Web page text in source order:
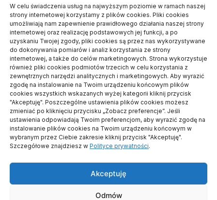
W celu świadczenia usług na najwyższym poziomie w ramach naszej
strony internetowej korzystamy z plików cookies. Pliki cookies
umożliwiają nam zapewnienie prawidłowego działania naszej strony
internetowej oraz realizację podstawowych jej funkcji, a po
uzyskaniu Twojej zgody, pliki cookies są przez nas wykorzystywane
do dokonywania pomiarów i analiz korzystania ze strony
internetowej, a także do celów marketingowych. Strona wykorzystuje
również pliki cookies podmiotów trzecich w celu korzystania z
zewnętrznych narzędzi analitycznych i marketingowych. Aby wyrazić
zgodę na instalowanie na Twoim urządzeniu końcowym plików
cookies wszystkich wskazanych wyżej kategorii kliknij przycisk
"Akceptuję". Poszczególne ustawienia plików cookies możesz
zmieniać po kliknięciu przycisku „Zobacz preferencje”. Jeśli
ustawienia odpowiadają Twoim preferencjom, aby wyrazić zgodę na
instalowanie plików cookies na Twoim urządzeniu końcowym w
wybranym przez Ciebie zakresie kliknij przycisk "Akceptuję".
Szczegółowe znajdziesz w Polityce prywatności.
Akceptuję
Odmów
wykonuje
Dariusz-Czemu warto stawiać dom z
jednym wykonawcą
Frania-Na czym polega dieta
wegetariańska?
Daria-Jakie turystyczne meble będą
odpowiednie na podróż kamperem
Paweł Jezierski-Jakimi pracami zajmują
się elektrycy samochodowi?
FINSC. Wszelkie prawa zastrzeżone.